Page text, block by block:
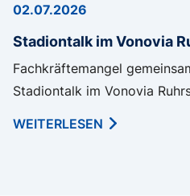
02.07.2026
Stadiontalk im Vonovia
Fachkräftemangel
Stadiontalk im Vonovia
WEITERLESEN